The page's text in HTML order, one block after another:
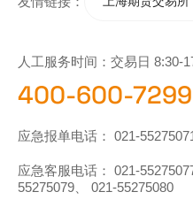
人工服务时间：交易日 8:30-
400-600-7299
应急报单电话： 021-
应急客服电话： 021-
55275079
021-55275080